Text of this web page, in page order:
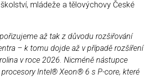
mládeže a tělovýchovy České
až tak z důvodu rozšiřování
– k tomu dojde až v případě rozšíření
v roce 2026. Nicméně nástupce
procesory Intel® Xeon® 6 s P-core, které